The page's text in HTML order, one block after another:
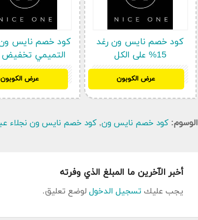
وحتى 30% على كل انواع العطور والمكياج
انستقرام سنتربوينت – انسخ الكوبون الان الي كل
انستغرام فالن من خلال انستقرام سنتر بوينت الذي
الذي يوفره لك موقع يونيك كوبون بشكل مجاني.
كيف استخدم كود خصم نايس ون ساره الودعاني
طريقة استخدام كود خصم نايس ون هي طريقة عادية
العربية و إنما عندما تكون بالانجليزية ، والتي يدور
سعودي سعودي نبذة عن نايس ون: متجر نايس ون
كود خصم نايس
التميمي
عرض الكوبون
كود خصم نايس ون رغد
15% على الكل
عرض الكوبون
الوسوم: كود خصم نايس ون, كود خصم نايس ون نجلاء
أخبر الآخرين ما المبلغ الذي وفرته
يجب عليك تسجيل الدخوللوضع تعليق.